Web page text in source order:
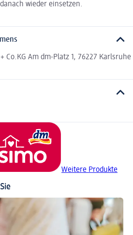
wieder einsetzen.
Co.KG Am dm-Platz 1, 76227 Karlsruhe
Weitere Produkte